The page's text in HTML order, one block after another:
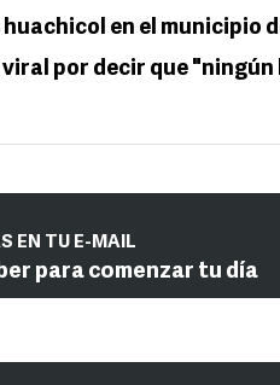
en el municipio
por decir que
EN TU E-MAIL
para comenzar tu día